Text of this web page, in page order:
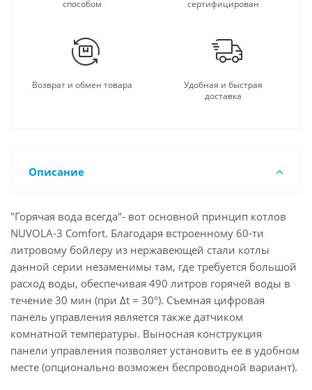
способом
сертифицирован
Возврат и обмен товара
Удобная и быстрая
доставка
Описание
"Горячая вода всегда"- вот основной принцип котлов
NUVOLA-3 Comfort. Благодаря встроенному 60-ти
литровому бойлеру из нержавеющей стали котлы
данной серии незаменимы там, где требуется большой
расход воды, обеспечивая 490 литров горячей воды в
течение 30 мин (при ∆t = 30°). Съемная цифровая
панель управления является также датчиком
комнатной температуры. Выносная конструкция
панели управления позволяет установить ее в удобном
месте (опционально возможен беспроводной вариант).